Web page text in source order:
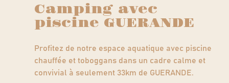
Camping avec
piscine GUERANDE
Profitez de notre espace aquatique avec piscine
chauffée et toboggans dans un cadre calme et
convivial à seulement 33km de GUERANDE.